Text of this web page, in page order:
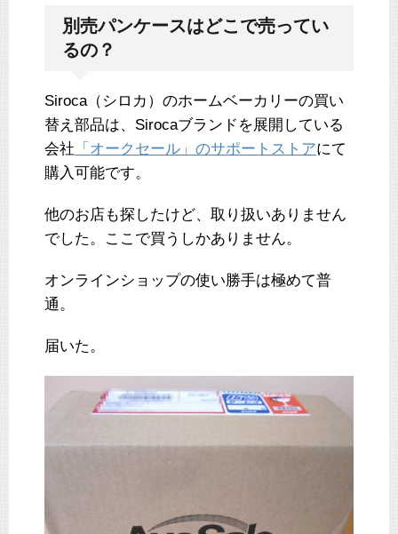
別売パンケースはどこで売ってい
るの？
Siroca（シロカ）のホームベーカリーの買い
替え部品は、Sirocaブランドを展開している
会社 「オークセール」のサポートストアにて
購入可能です。
他のお店も探したけど、取り扱いありません
でした。ここで買うしかありません。
オンラインショップの使い勝手は極めて普
通。
届いた。